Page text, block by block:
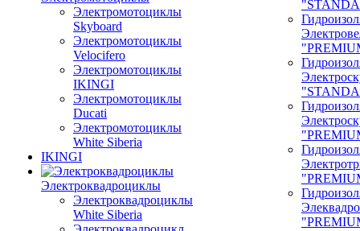
Электромотоциклы
Skyboard
Электромотоциклы
Velocifero
Электромотоциклы
IKINGI
Электромотоциклы
Ducati
Электромотоциклы
White Siberia
IKINGI
Электроквадроциклы
Электроквадроциклы
White Siberia